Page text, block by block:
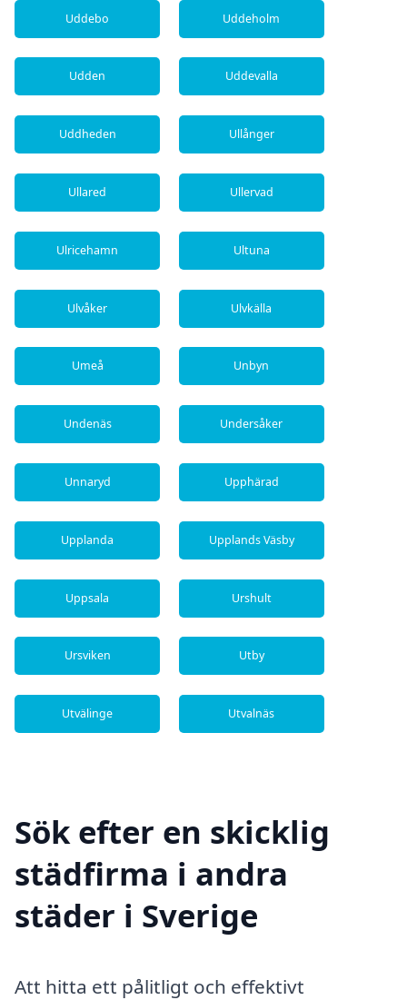
Uddebo Uddeholm
Udden Uddevalla
Uddheden Ullånger
Ullared Ullervad
Ulricehamn Ultuna
Ulvåker Ulvkälla
Umeå Unbyn
Undenäs Undersåker
Unnaryd Upphärad
Upplanda Upplands Väsby
Uppsala Urshult
Ursviken Utby
Utvälinge Utvalnäs
Sök efter en skicklig
städfirma i andra
städer i Sverige
Att hitta ett pålitligt och effektivt